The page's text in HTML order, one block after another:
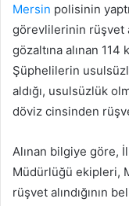
Mersin polisinin
görevlilerinin rüşvet
gözaltına alınan
Şüphelilerin
aldığı, usulsüzlük
döviz cinsinden
Alınan bilgiye göre,
Müdürlüğü ekipleri,
rüşvet alındığının